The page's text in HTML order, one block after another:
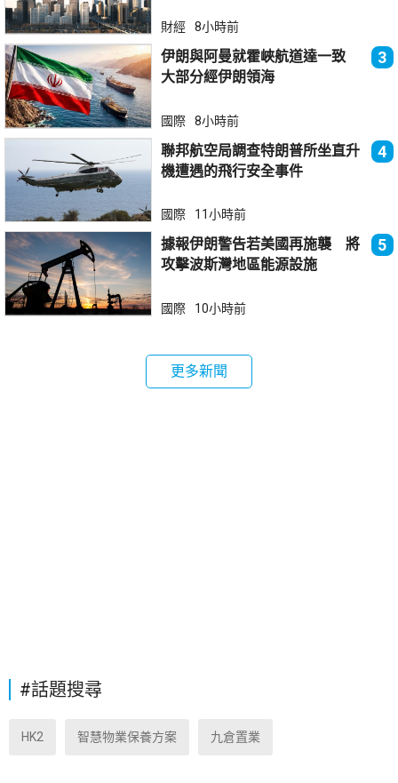
財經 8小時前
伊朗與阿曼就霍峽航道達一致
大部分經伊朗領海
3
國際 8小時前
聯邦航空局調查特朗普所坐直升
機遭遇的飛行安全事件
4
國際 11小時前
據報伊朗警告若美國再施襲 將
攻擊波斯灣地區能源設施
5
國際 10小時前
更多新聞
#話題搜尋
HK2 智慧物業保養方案 九倉置業